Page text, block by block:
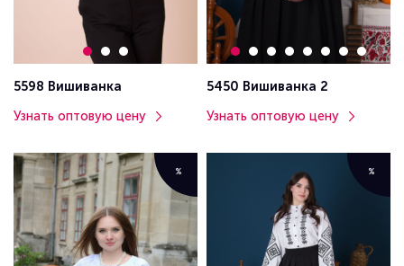
5598 Вишиванка
Узнать оптовую цену
5450 Вишиванка 2
Узнать оптовую цену
% %